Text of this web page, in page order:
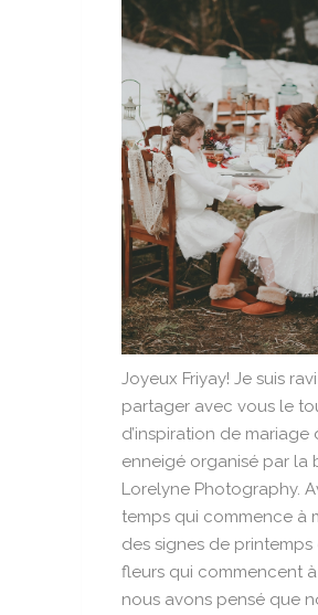
Joyeux Friyay! Je suis
partager avec vous le
d’inspiration de mariage
enneigé organisé par la
Lorelyne Photography.
temps qui commence à
des signes de printemps
fleurs qui commencent à
nous avons pensé que